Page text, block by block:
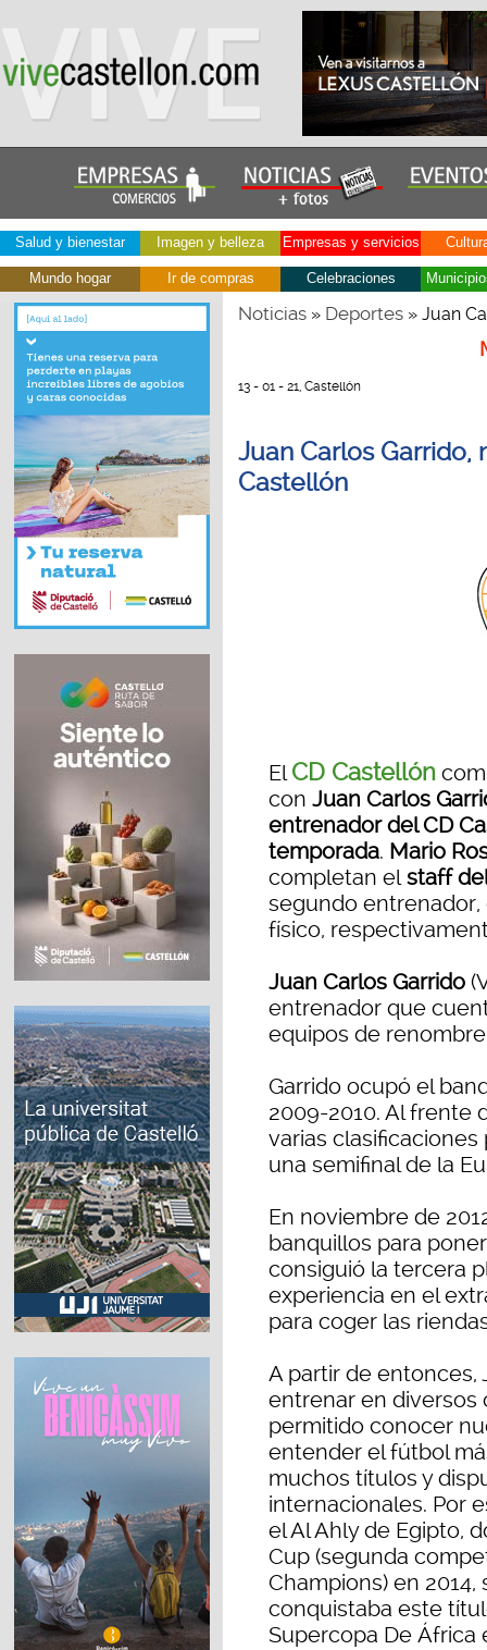
Salud y bienestar Imagen y belleza Empresas y servicios
Mundo hogar Ir de compras Celebraciones
Noticias» Deportes» Juan
13 - 01 - 21, Castellón
Juan Carlos Garrido,
Castellón
ElCD Castellón
con Juan Carlos
entrenador del CD
temporada. Mario
completan elstaff
segundo
físico,
Juan Carlos Garrido
entrenador que
equipos de
Garrido ocupó el
2009-2010. Al frente
varias
una semifinal de la
En noviembre de
banquillos para
consiguió la tercera
experiencia en el
para coger las
A partir de entonces,
entrenar en diversos
permitido conocer
entender el fútbol
muchos títulos y
internacionales. Por
el Al Ahly de Egipto,
Cup (segunda
Champions) en
conquistaba este
Supercopa De África